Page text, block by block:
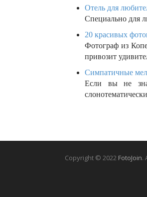
Отель для
Специально для
20 красивых
Фотограф из
привозит
Симпатичные
Если вы не
Copyright © 2022 FotoJoin.